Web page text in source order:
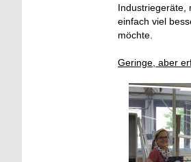
Industriegeräte,
einfach viel
möchte.
Geringe, aber